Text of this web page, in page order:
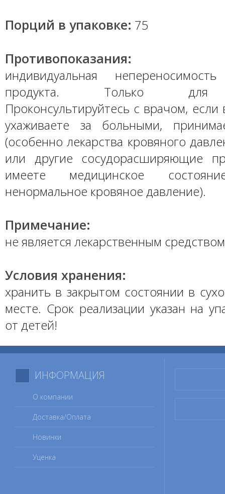
Порций в упаковке: 75
Противопоказания:
индивидуальная
продукта. Только для
Проконсультируйтесь с врачом,
ухаживаете за больными,
(особенно лекарства кровяного
или другие сосудорасширяющие
имеете медицинское
ненормальное кровяное давление).
Примечание:
не является лекарственным
Условия хранения:
хранить в закрытом состоянии в
месте. Срок реализации указан на
от детей!
ИНФОРМАЦИЯ
О компании
Доставка/Оплата
Новинки
Уценка